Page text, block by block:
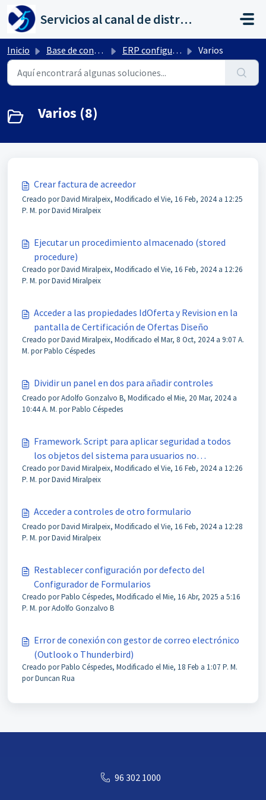
Saltar al contenido principal
Servicios al canal de distribución de AHORA
Inicio Base de conocimientos ERP configuración por Ctrl+ F10 Varios
Varios (8)
Crear factura de acreedor
Creado por David Miralpeix, Modificado el Vie, 16 Feb, 2024 a 12:25
P. M. por David Miralpeix
Ejecutar un procedimiento almacenado (stored
procedure)
Creado por David Miralpeix, Modificado el Vie, 16 Feb, 2024 a 12:26
P. M. por David Miralpeix
Acceder a las propiedades IdOferta y Revision en la
pantalla de Certificación de Ofertas Diseño
Creado por David Miralpeix, Modificado el Mar, 8 Oct, 2024 a 9:07 A.
M. por Pablo Céspedes
Dividir un panel en dos para añadir controles
Creado por Adolfo Gonzalvo B, Modificado el Mie, 20 Mar, 2024 a
10:44 A. M. por Pablo Céspedes
Framework. Script para aplicar seguridad a todos
los objetos del sistema para usuarios no
administradores
Creado por David Miralpeix, Modificado el Vie, 16 Feb, 2024 a 12:26
P. M. por David Miralpeix
Acceder a controles de otro formulario
Creado por David Miralpeix, Modificado el Vie, 16 Feb, 2024 a 12:28
P. M. por David Miralpeix
Restablecer configuración por defecto del
Configurador de Formularios
Creado por Pablo Céspedes, Modificado el Mie, 16 Abr, 2025 a 5:16
P. M. por Adolfo Gonzalvo B
Error de conexión con gestor de correo electrónico
(Outlook o Thunderbird)
Creado por Pablo Céspedes, Modificado el Mie, 18 Feb a 1:07 P. M.
por Duncan Rua
96 302 1000